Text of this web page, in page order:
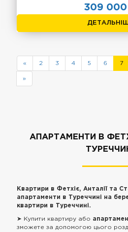
309 000
« 2 3 4 5 6 7
»
АПАРТАМЕНТИ В
Квартири в Фетхіє, Анталії та
апартаменти в Туреччині на
квартири в Туреччині.
➤ Купити квартиру або
зможете за допомогою цього